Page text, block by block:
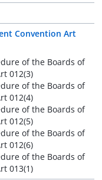
Convention Art
of the Boards of
012(3)
of the Boards of
012(4)
of the Boards of
012(5)
of the Boards of
012(6)
of the Boards of
013(1)